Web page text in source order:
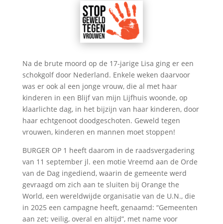
Na de brute moord op de 17-jarige Lisa ging er een
schokgolf door Nederland. Enkele weken daarvoor
was er ook al een jonge vrouw, die al met haar
kinderen in een Blijf van mijn Lijfhuis woonde, op
klaarlichte dag, in het bijzijn van haar kinderen, door
haar echtgenoot doodgeschoten. Geweld tegen
vrouwen, kinderen en mannen moet stoppen!
BURGER OP 1 heeft daarom in de raadsvergadering
van 11 september jl. een motie Vreemd aan de Orde
van de Dag ingediend, waarin de gemeente werd
gevraagd om zich aan te sluiten bij Orange the
World, een wereldwijde organisatie van de U.N., die
in 2025 een campagne heeft, genaamd: “Gemeenten
aan zet; veilig, overal en altijd”, met name voor